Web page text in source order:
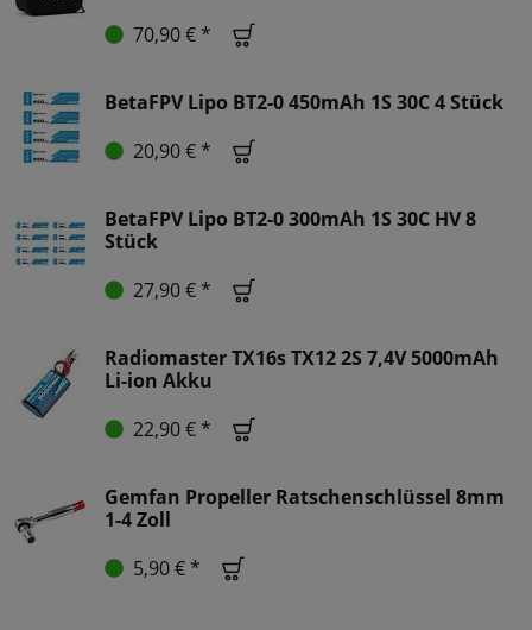
70,90 € *
BetaFPV Lipo BT2-0 450mAh 1S 30C 4 Stück
20,90 € *
BetaFPV Lipo BT2-0 300mAh 1S 30C HV 8
Stück
27,90 € *
Radiomaster TX16s TX12 2S 7,4V 5000mAh
Li-ion Akku
22,90 € *
Gemfan Propeller Ratschenschlüssel 8mm
1-4 Zoll
5,90 € *